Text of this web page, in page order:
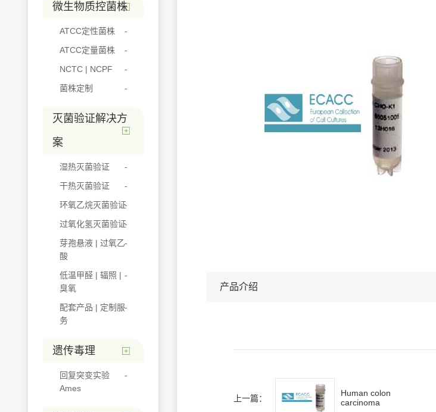
微生物质控菌株
ATCC定性菌株
ATCC定量菌株
NCTC | NCPF
菌株定制
灭菌验证解决方
案
湿热灭菌验证
干热灭菌验证
环氧乙烷灭菌验证
过氧化氢灭菌验证
芽孢悬液 | 过氧乙
酸
低温甲醛 | 辐照 |
臭氧
配套产品 | 定制服
务
遗传毒理
回复突变实验
Ames
产品介绍
上一篇：
Human colon
carcinoma